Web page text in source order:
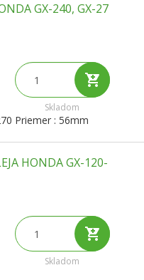
GX-240, GX-27
Skladom
Priemer : 56mm
HONDA GX-120-
Skladom